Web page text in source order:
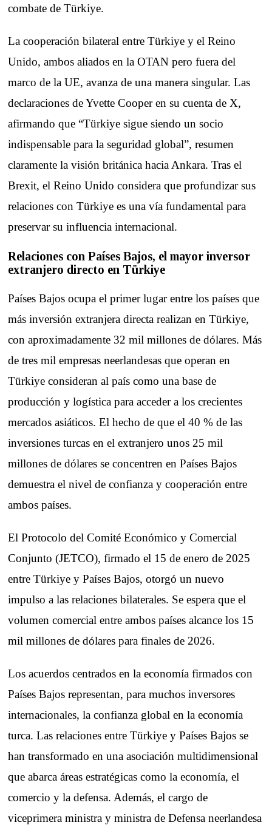
combate de Türkiye.
La cooperación bilateral entre Türkiye y el Reino
Unido, ambos aliados en la OTAN pero fuera del
marco de la UE, avanza de una manera singular. Las
declaraciones de Yvette Cooper en su cuenta de X,
afirmando que “Türkiye sigue siendo un socio
indispensable para la seguridad global”, resumen
claramente la visión británica hacia Ankara. Tras el
Brexit, el Reino Unido considera que profundizar sus
relaciones con Türkiye es una vía fundamental para
preservar su influencia internacional.
Relaciones con Países Bajos, el mayor inversor
extranjero directo en Türkiye
Países Bajos ocupa el primer lugar entre los países que
más inversión extranjera directa realizan en Türkiye,
con aproximadamente 32 mil millones de dólares. Más
de tres mil empresas neerlandesas que operan en
Türkiye consideran al país como una base de
producción y logística para acceder a los crecientes
mercados asiáticos. El hecho de que el 40 % de las
inversiones turcas en el extranjero unos 25 mil
millones de dólares se concentren en Países Bajos
demuestra el nivel de confianza y cooperación entre
ambos países.
El Protocolo del Comité Económico y Comercial
Conjunto (JETCO), firmado el 15 de enero de 2025
entre Türkiye y Países Bajos, otorgó un nuevo
impulso a las relaciones bilaterales. Se espera que el
volumen comercial entre ambos países alcance los 15
mil millones de dólares para finales de 2026.
Los acuerdos centrados en la economía firmados con
Países Bajos representan, para muchos inversores
internacionales, la confianza global en la economía
turca. Las relaciones entre Türkiye y Países Bajos se
han transformado en una asociación multidimensional
que abarca áreas estratégicas como la economía, el
comercio y la defensa. Además, el cargo de
viceprimera ministra y ministra de Defensa neerlandesa